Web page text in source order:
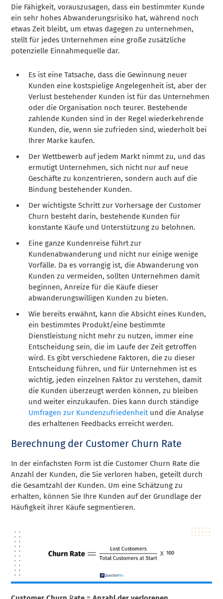
Die Fähigkeit, vorauszusagen, dass ein bestimmter Kunde
ein sehr hohes Abwanderungsrisiko hat, während noch
etwas Zeit bleibt, um etwas dagegen zu unternehmen,
stellt für jedes Unternehmen eine große zusätzliche
potenzielle Einnahmequelle dar.
Es ist eine Tatsache, dass die Gewinnung neuer
Kunden eine kostspielige Angelegenheit ist, aber der
Verlust bestehender Kunden ist für das Unternehmen
oder die Organisation noch teurer. Bestehende
zahlende Kunden sind in der Regel wiederkehrende
Kunden, die, wenn sie zufrieden sind, wiederholt bei
Ihrer Marke kaufen.
Der Wettbewerb auf jedem Markt nimmt zu, und das
ermutigt Unternehmen, sich nicht nur auf neue
Geschäfte zu konzentrieren, sondern auch auf die
Bindung bestehender Kunden.
Der wichtigste Schritt zur Vorhersage der Customer
Churn besteht darin, bestehende Kunden für
konstante Käufe und Unterstützung zu belohnen.
Eine ganze Kundenreise führt zur
Kundenabwanderung und nicht nur einige wenige
Vorfälle. Da es vorrangig ist, die Abwanderung von
Kunden zu vermeiden, sollten Unternehmen damit
beginnen, Anreize für die Käufe dieser
abwanderungswilligen Kunden zu bieten.
Wie bereits erwähnt, kann die Absicht eines Kunden,
ein bestimmtes Produkt/eine bestimmte
Dienstleistung nicht mehr zu nutzen, immer eine
Entscheidung sein, die im Laufe der Zeit getroffen
wird. Es gibt verschiedene Faktoren, die zu dieser
Entscheidung führen, und für Unternehmen ist es
wichtig, jeden einzelnen Faktor zu verstehen, damit
die Kunden überzeugt werden können, zu bleiben
und weiter einzukaufen. Dies kann durch ständige
Umfragen zur Kundenzufriedenheitund die Analyse
des erhaltenen Feedbacks erreicht werden.
Berechnung der Customer Churn Rate
In der einfachsten Form ist die Customer Churn Rate die
Anzahl der Kunden, die Sie verloren haben, geteilt durch
die Gesamtzahl der Kunden. Um eine Schätzung zu
erhalten, können Sie Ihre Kunden auf der Grundlage der
Häufigkeit ihrer Käufe segmentieren.